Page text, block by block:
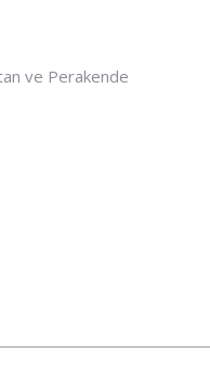
ve Perakende